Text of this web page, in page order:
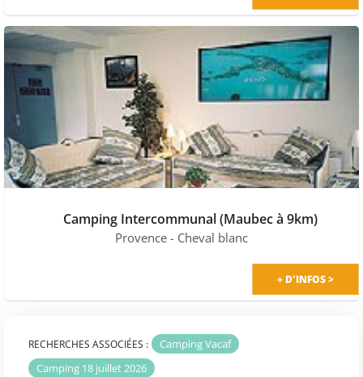
Camping Intercommunal (Maubec à 9km)
Provence - Cheval blanc
+ D'INFOS >
RECHERCHES ASSOCIÉES :
Camping Vacaf
Camping 18 juillet 2026